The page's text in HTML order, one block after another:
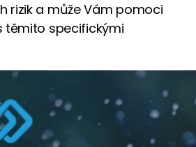
rizik a může Vám pomoci
těmito specifickými